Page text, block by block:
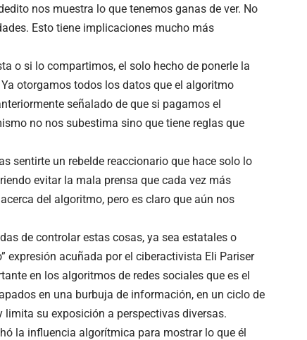
nos muestra lo que tenemos ganas de ver. No
Esto tiene implicaciones mucho más
o si lo compartimos, el solo hecho de ponerle la
otorgamos todos los datos que el algoritmo
señalado de que si pagamos el
no nos subestima sino que tiene reglas que
sentirte un rebelde reaccionario que hace solo lo
evitar la mala prensa que cada vez más
del algoritmo, pero es claro que aún nos
de controlar estas cosas, ya sea estatales o
expresión acuñada por el ciberactivista Eli Pariser
en los algoritmos de redes sociales que es el
en una burbuja de información, en un ciclo de
su exposición a perspectivas diversas.
la influencia algorítmica para mostrar lo que él